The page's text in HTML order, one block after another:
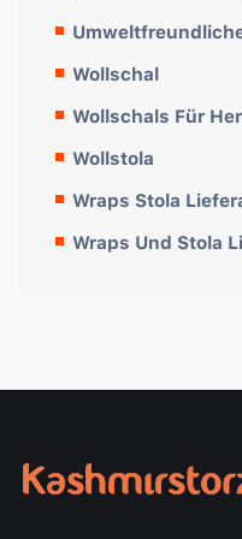
Wollschal
Wollschals Für
Wollstola
Wraps Stola
Wraps Und Stola